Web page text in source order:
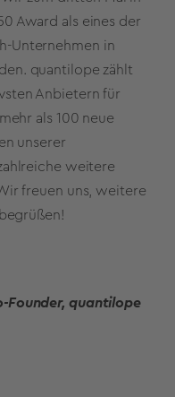
Award als eines der
Unternehmen in
quantilope zählt
Anbietern für
als 100 neue
unserer
weitere
freuen uns, weitere
Founder, quantilope